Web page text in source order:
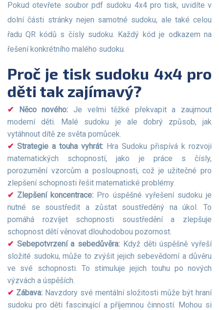
Pokud otevřete soubor pdf sudoku 4x4 pro tisk, uvidíte v
dolní části stránky nejen samotné sudoku, ale také celou
řadu QR kódů s čísly sudoku. Každý kód je odkazem na
řešení konkrétního malého sudoku.
Proč je tisk sudoku 4x4 pro
děti tak zajímavý?
Něco nového: Je velmi těžké překvapit a zaujmout
moderní děti. Malé sudoku je ale dobrý způsob, jak
vytáhnout dítě ze světa pomůcek.
Strategie a touha vyhrát: Hra Sudoku přispívá k rozvoji
matematických schopností, jako je práce s čísly,
porozumění vzorcům a posloupnosti, což je užitečné pro
zlepšení schopnosti řešit matematické problémy.
Zlepšení koncentrace: Pro úspěšné vyřešení sudoku je
nutné se soustředit a zůstat soustředěný na úkol. To
pomáhá rozvíjet schopnosti soustředění a zlepšuje
schopnost dětí věnovat dlouhodobou pozornost.
Sebepotvrzení a sebedůvěra: Když děti úspěšně vyřeší
složité sudoku, může to zvýšit jejich sebevědomí a důvěru
ve své schopnosti. To stimuluje jejich touhu po nových
výzvách a úspěších.
Zábava:Navzdory své mentální složitosti může být hraní
sudoku pro děti fascinující a příjemnou činností. Mohou si